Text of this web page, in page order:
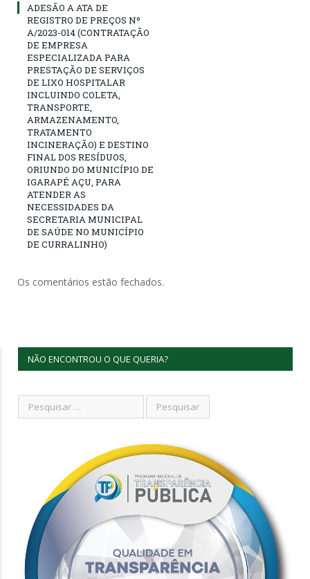
ADESÃO A ATA DE
REGISTRO DE PREÇOS Nº
A/2023-014 (CONTRATAÇÃO
DE EMPRESA
ESPECIALIZADA PARA
PRESTAÇÃO DE SERVIÇOS
DE LIXO HOSPITALAR
INCLUINDO COLETA,
TRANSPORTE,
ARMAZENAMENTO,
TRATAMENTO
INCINERAÇÃO) E DESTINO
FINAL DOS RESÍDUOS,
ORIUNDO DO MUNICÍPIO DE
IGARAPÉ AÇU, PARA
ATENDER AS
NECESSIDADES DA
SECRETARIA MUNICIPAL
DE SAÚDE NO MUNICÍPIO
DE CURRALINHO)
Os comentários estão fechados.
NÃO ENCONTROU O QUE QUERIA?